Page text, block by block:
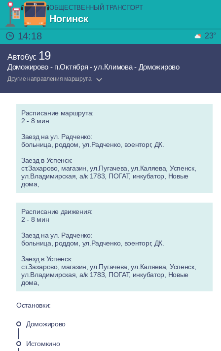
ОБЩЕСТВЕННЫЙ ТРАНСПОРТ
Ногинск
14:18
23°
Автобус 19
Доможирово - п.Октября - ул.Климова - Доможирово
Другие направления маршрута
Расписание маршрута:
2 - 8 мин
Заезд на ул. Радченко:
больница, роддом, ул.Радченко, военторг, ДК.
Заезд в Успенск:
ст.Захарово, магазин, ул.Пугачева, ул.Каляева, Успенск,
ул.Владимирская, а/к 1783, ПОГАТ, инкубатор, Новые
дома,
Расписание движения:
2 - 8 мин
Заезд на ул. Радченко:
больница, роддом, ул.Радченко, военторг, ДК.
Заезд в Успенск:
ст.Захарово, магазин, ул.Пугачева, ул.Каляева, Успенск,
ул.Владимирская, а/к 1783, ПОГАТ, инкубатор, Новые
дома,
Остановки:
Доможирово
Истомкино